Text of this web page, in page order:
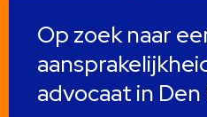
Op zoek naar
advocaat in Den